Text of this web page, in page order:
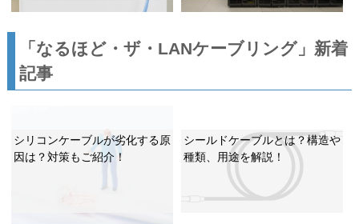
「なるほど・ザ・LANケーブリング」新着
記事
シリコンケーブルが劣化する原
因は？対策もご紹介！
シールドケーブルとは？構造や
種類、用途を解説！